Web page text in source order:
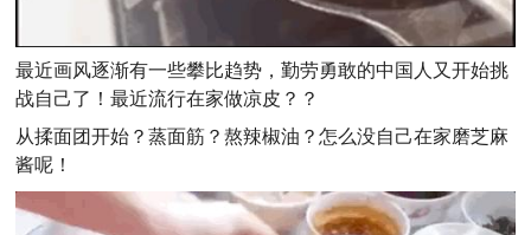
最近画风逐渐有一些攀比趋势，勤劳勇敢的中国人又开始挑
战自己了！最近流行在家做凉皮？？
从揉面团开始？蒸面筋？熬辣椒油？怎么没自己在家磨芝麻
酱呢！